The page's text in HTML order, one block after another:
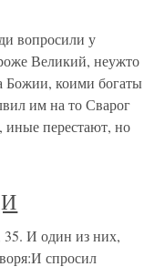
вопросили у
Великий, неужто
Божии, коими богаты
им на то Сварог
иные перестают, но
И один из них,
спросил